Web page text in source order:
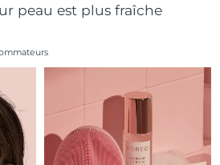
peau est plus fraîche
Livraison estimée10/8/26
Livraison estimée
Livraison estimée